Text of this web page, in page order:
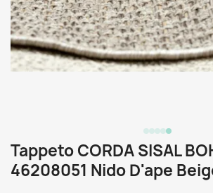
Tappeto CORDA SISAL
46208051 Nido D'ape